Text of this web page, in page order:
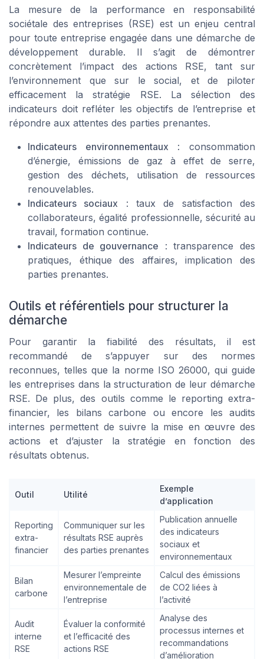
La mesure de la performance en responsabilité
sociétale des entreprises (RSE) est un enjeu central
pour toute entreprise engagée dans une démarche de
développement durable. Il s’agit de démontrer
concrètement l’impact des actions RSE, tant sur
l’environnement que sur le social, et de piloter
efficacement la stratégie RSE. La sélection des
indicateurs doit refléter les objectifs de l’entreprise et
répondre aux attentes des parties prenantes.
Indicateurs environnementaux : consommation
d’énergie, émissions de gaz à effet de serre,
gestion des déchets, utilisation de ressources
renouvelables.
Indicateurs sociaux : taux de satisfaction des
collaborateurs, égalité professionnelle, sécurité au
travail, formation continue.
Indicateurs de gouvernance : transparence des
pratiques, éthique des affaires, implication des
parties prenantes.
Outils et référentiels pour structurer la
démarche
Pour garantir la fiabilité des résultats, il est
recommandé de s’appuyer sur des normes
reconnues, telles que la norme ISO 26000, qui guide
les entreprises dans la structuration de leur démarche
RSE. De plus, des outils comme le reporting extra-
financier, les bilans carbone ou encore les audits
internes permettent de suivre la mise en œuvre des
actions et d’ajuster la stratégie en fonction des
résultats obtenus.
Outil Utilité
Exemple
d’application
Reporting
extra-
financier
Communiquer sur les
résultats RSE auprès
des parties prenantes
Publication annuelle
des indicateurs
sociaux et
environnementaux
Bilan
carbone
Mesurer l’empreinte
environnementale de
l’entreprise
Calcul des émissions
de CO2 liées à
l’activité
Audit
interne
RSE
Évaluer la conformité
et l’efficacité des
actions RSE
Analyse des
processus internes et
recommandations
d’amélioration
Titres-restaurant :
le guide complet pour
sélectionner le bon
partenaire
Téléchargez gratuitement le livre
blanc